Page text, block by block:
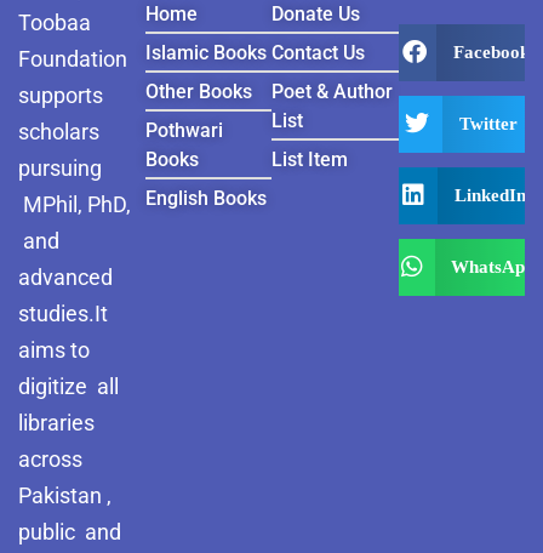
Toobaa
Foundation
supports
scholars
pursuing
MPhil, PhD,
and
advanced
studies.It
aims to
digitize all
libraries
across
Pakistan ,
public and
Home
Islamic Books
Other Books
Pothwari
Books
English Books
Donate Us
Contact Us
Poet & Author
List
List Item
Facebook
Twitter
LinkedIn
WhatsApp